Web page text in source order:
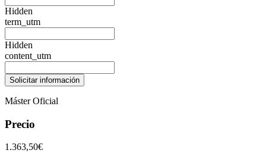
Hidden
term_utm
Hidden
content_utm
Máster Oficial
Precio
1.363,50€